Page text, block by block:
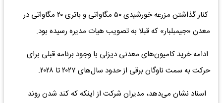
کنار گذاشتن مزرعه خورشیدی ۵۰ مگاواتی و باتری ۲۰ مگاواتی در
معدن «جیمبلبار» که قبلا به تصویب هیات ‌مدیره رسیده بود.
ادامه خرید کامیون‌های معدنی دیزلی با وجود برنامه قبلی برای
حرکت به سمت ناوگان برقی از حدود سال‌های ۲۰۲۷ تا ۲۰۲۸.
اسناد نشان می‌دهد، مدیران شرکت از اینکه که کند شدن روند